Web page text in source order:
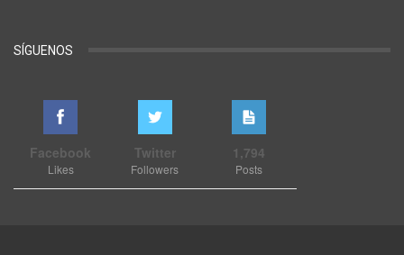
SÍGUENOS
Facebook
Likes
Twitter
Followers
1,794
Posts